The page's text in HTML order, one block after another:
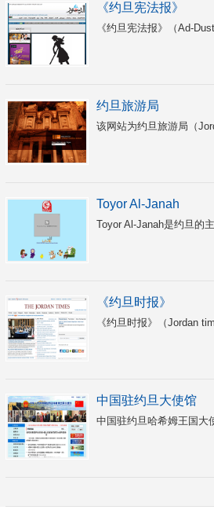
《约旦宪法报》
《约旦宪法报》（Ad-
约旦旅游局
该网站为约旦旅游局（
Toyor Al-Janah
Toyor Al-Janah是约旦的
《约旦时报》
《约旦时报》（Jordan
中国驻约旦大使馆
中国驻约旦哈希姆王国大